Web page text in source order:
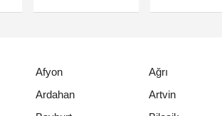
Afyon Ağrı
Ardahan Artvin